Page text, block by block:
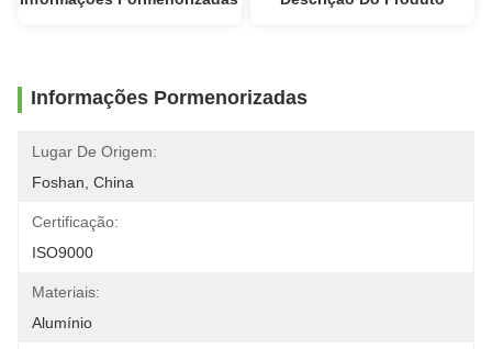
Informações Pormenorizadas
Lugar De Origem:
Foshan, China
Certificação:
ISO9000
Materiais:
Alumínio